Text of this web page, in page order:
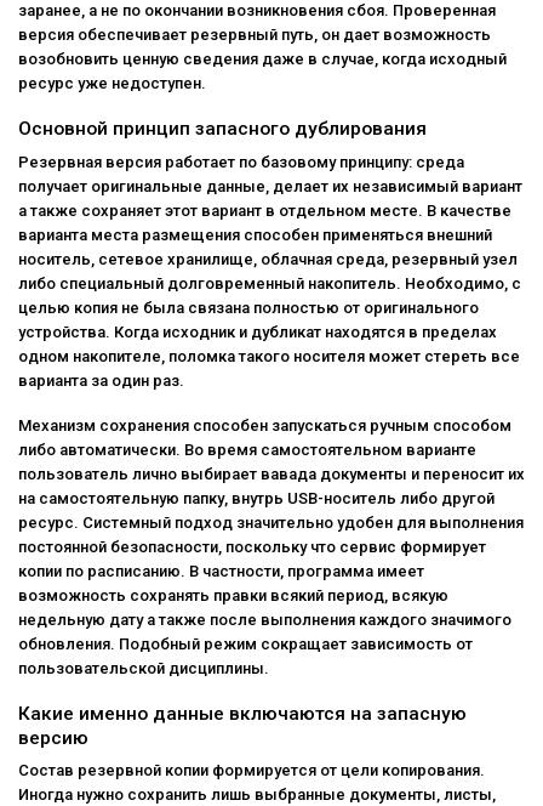
заранее, а не по окончании возникновения сбоя. Проверенная
версия обеспечивает резервный путь, он дает возможность
возобновить ценную сведения даже в случае, когда исходный
ресурс уже недоступен.
Основной принцип запасного дублирования
Резервная версия работает по базовому принципу: среда
получает оригинальные данные, делает их независимый вариант
а также сохраняет этот вариант в отдельном месте. В качестве
варианта места размещения способен применяться внешний
носитель, сетевое хранилище, облачная среда, резервный узел
либо специальный долговременный накопитель. Необходимо, с
целью копия не была связана полностью от оригинального
устройства. Когда исходник и дубликат находятся в пределах
одном накопителе, поломка такого носителя может стереть все
варианта за один раз.
Механизм сохранения способен запускаться ручным способом
либо автоматически. Во время самостоятельном варианте
пользователь лично выбирает вавада документы и переносит их
на самостоятельную папку, внутрь USB-носитель либо другой
ресурс. Системный подход значительно удобен для выполнения
постоянной безопасности, поскольку что сервис формирует
копии по расписанию. В частности, программа имеет
возможность сохранять правки всякий период, всякую
недельную дату а также после выполнения каждого значимого
обновления. Подобный режим сокращает зависимость от
пользовательской дисциплины.
Какие именно данные включаются на запасную
версию
Состав резервной копии формируется от цели копирования.
Иногда нужно сохранить лишь выбранные документы, листы,